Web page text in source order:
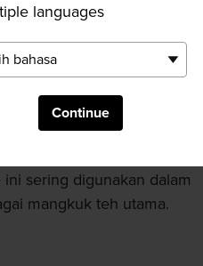
languages
Continue
ditandai dengan
teknik pengadonan
tembikar, dan dimasukkan
indah karena
bentuknya yang tidak
sering digunakan dalam
mangkuk teh utama.